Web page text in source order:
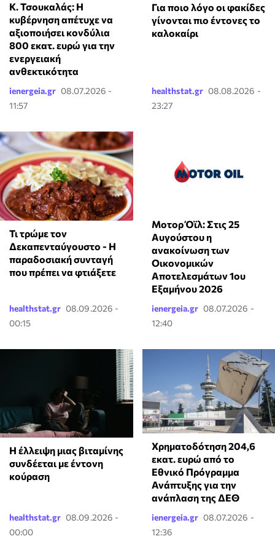
Κ. Τσουκαλάς: Η
κυβέρνηση απέτυχε να
αξιοποιήσει κονδύλια
800 εκατ. ευρώ για την
ενεργειακή
ανθεκτικότητα
ienergeia.gr 08.07.2026 -
11:57
Για ποιο λόγο οι φακίδες
γίνονται πιο έντονες το
καλοκαίρι
healthstat.gr 08.08.2026 -
23:27
Τι τρώμε τον
Δεκαπενταύγουστο - Η
παραδοσιακή συνταγή
που πρέπει να φτιάξετε
healthstat.gr 08.09.2026 -
00:15
Μοτορ Όϊλ: Στις 25
Αυγούστου η
ανακοίνωση των
Οικονομικών
Αποτελεσμάτων 1ου
Εξαμήνου 2026
ienergeia.gr 08.07.2026 -
12:40
⁠Η έλλειψη μιας βιταμίνης
συνδέεται με έντονη
κούραση
healthstat.gr 08.09.2026 -
00:00
Χρηματοδότηση 204,6
εκατ. ευρώ από το
Εθνικό Πρόγραμμα
Ανάπτυξης για την
ανάπλαση της ΔΕΘ
ienergeia.gr 08.07.2026 -
12:36